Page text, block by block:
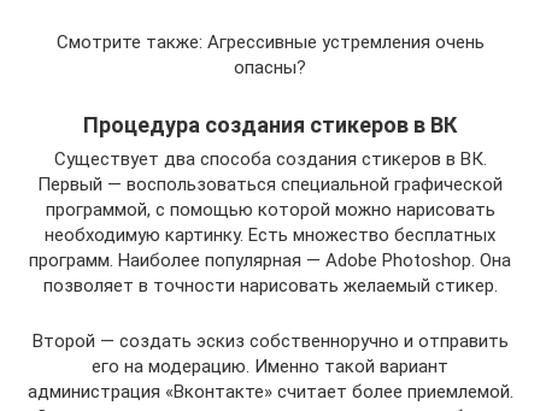
Смотрите также: Агрессивные устремления очень
опасны?
Процедура создания стикеров в ВК
Существует два способа создания стикеров в ВК.
Первый — воспользоваться специальной графической
программой, с помощью которой можно нарисовать
необходимую картинку. Есть множество бесплатных
программ. Наиболее популярная — Аdоbе Рhоtоshор. Она
позволяет в точности нарисовать желаемый стикер.
Второй — создать эскиз собственноручно и отправить
его на модерацию. Именно такой вариант
администрация «Вконтакте» считает более приемлемой.